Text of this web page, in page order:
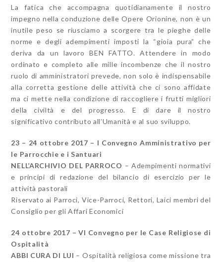
La fatica che accompagna quotidianamente il nostro
impegno nella conduzione delle Opere Orionine, non è un
inutile peso se riusciamo a scorgere tra le pieghe delle
norme e degli adempimenti imposti la “gioia pura” che
deriva da un lavoro BEN FATTO. Attendere in modo
ordinato e completo alle mille incombenze che il nostro
ruolo di amministratori prevede, non solo è indispensabile
alla corretta gestione delle attività che ci sono affidate
ma ci mette nella condizione di raccogliere i frutti migliori
della civiltà e del progresso. E di dare il nostro
significativo contributo all’Umanità e al suo sviluppo.
23 – 24 ottobre 2017 – I Convegno Amministrativo per
le Parrocchie e i Santuari
NELL’ARCHIVIO DEL PARROCO – Adempimenti normativi
e principi di redazione del bilancio di esercizio per le
attività pastorali
Riservato ai Parroci, Vice-Parroci, Rettori, Laici membri del
Consiglio per gli Affari Economici
24 ottobre 2017 – VI Convegno per le Case Religiose di
Ospitalità
ABBI CURA DI LUI – Ospitalità religiosa come missione tra